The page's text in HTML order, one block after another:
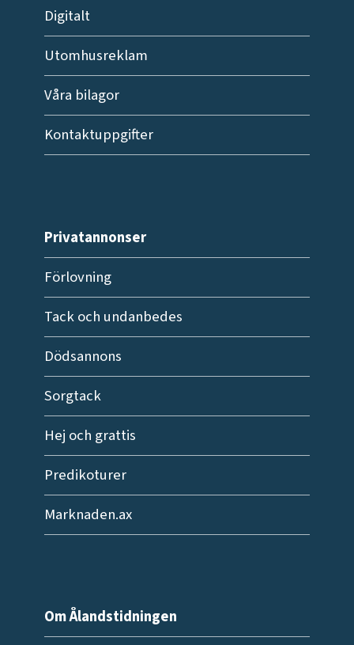
Digitalt
Utomhusreklam
Våra bilagor
Kontaktuppgifter
Privatannonser
Förlovning
Tack och undanbedes
Dödsannons
Sorgtack
Hej och grattis
Predikoturer
Marknaden.ax
Om Ålandstidningen